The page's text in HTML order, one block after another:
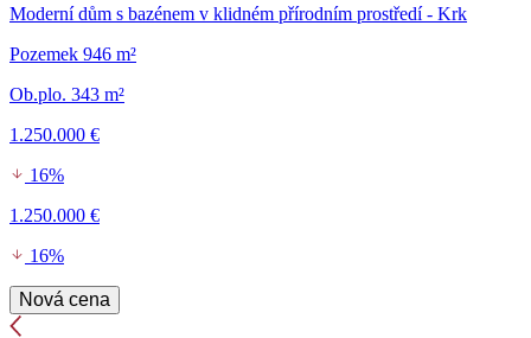
Moderní dům s bazénem v klidném přírodním prostředí - Krk
Pozemek 946 m²
Ob.plo. 343 m²
1.250.000 €
16%
1.250.000 €
16%
Nová cena